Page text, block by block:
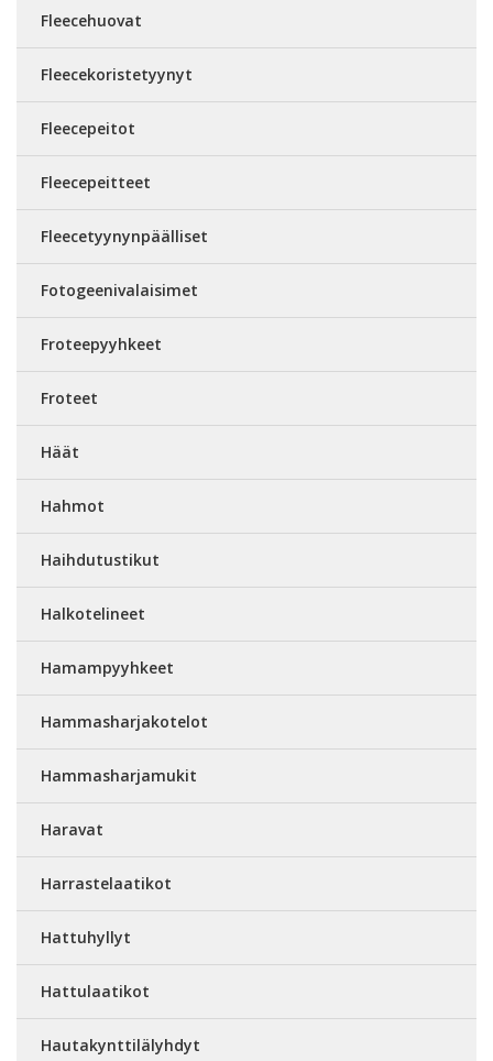
Fleecehuovat
Fleecekoristetyynyt
Fleecepeitot
Fleecepeitteet
Fleecetyynynpäälliset
Fotogeenivalaisimet
Froteepyyhkeet
Froteet
Häät
Hahmot
Haihdutustikut
Halkotelineet
Hamampyyhkeet
Hammasharjakotelot
Hammasharjamukit
Haravat
Harrastelaatikot
Hattuhyllyt
Hattulaatikot
Hautakynttilälyhdyt